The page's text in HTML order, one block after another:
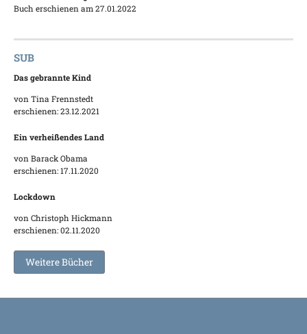
Buch erschienen am 27.01.2022
SUB
Das gebrannte Kind
von Tina Frennstedt
erschienen: 23.12.2021
Ein verheißendes Land
von Barack Obama
erschienen: 17.11.2020
Lockdown
von Christoph Hickmann
erschienen: 02.11.2020
Weitere Bücher